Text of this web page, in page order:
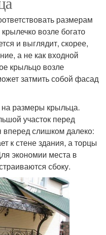
размерам
возле богато
и выглядит, скорее,
а не как входной
крыльцо возле
затмить собой фасад
размеры крыльца.
участок перед
слишком далеко:
к стене здания, а торцы
экономии места в
сбоку.